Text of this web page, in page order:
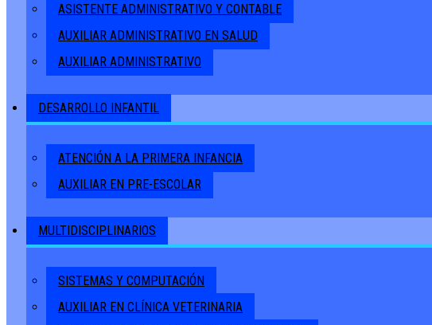
ASISTENTE ADMINISTRATIVO Y CONTABLE
AUXILIAR ADMINISTRATIVO EN SALUD
AUXILIAR ADMINISTRATIVO
DESARROLLO INFANTIL
ATENCIÓN A LA PRIMERA INFANCIA
AUXILIAR EN PRE-ESCOLAR
MULTIDISCIPLINARIOS
SISTEMAS Y COMPUTACIÓN
AUXILIAR EN CLÍNICA VETERINARIA